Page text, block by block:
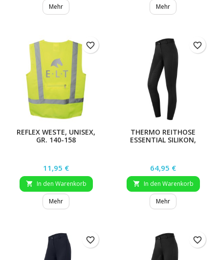
Mehr Mehr
REFLEX WESTE, UNISEX,
GR. 140-158
Preis
11,95 €
 In den Warenkorb
Mehr
favorite_border
THERMO REITHOSE
ESSENTIAL SILIKON,
Preis
64,95 €
 In den Warenkorb
Mehr
favorite_border
favorite_border favorite_border